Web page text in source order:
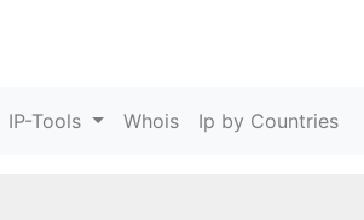
(current)
IP-Tools Whois Ip by Countries